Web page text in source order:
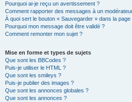
Pourquoi ai-je reçu un avertissement ?
Comment rapporter des messages à un
À quoi sert le bouton « Sauvegarder » dans la
Pourquoi mon message doit être validé ?
Comment remonter mon sujet ?
Mise en forme et types de sujets
Que sont les BBCodes ?
Puis-je utiliser le HTML ?
Que sont les smileys ?
Puis-je publier des images ?
Que sont les annonces globales ?
Que sont les annonces ?